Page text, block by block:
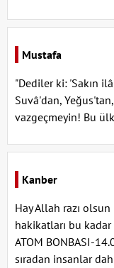
Mustafa
"Dediler ki: 'Sakın
Suvâ'dan,
vazgeçmeyin! Bu
Kanber
Hay Allah razı
hakikatları bu kadar
ATOM BONBASI-
sıradan insanlar